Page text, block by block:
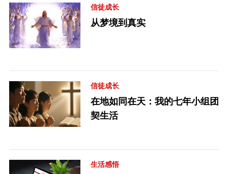
信徒成长
从梦境到真实
信徒成长
在地如同在天：我的七年小组团
契生活
生活感悟